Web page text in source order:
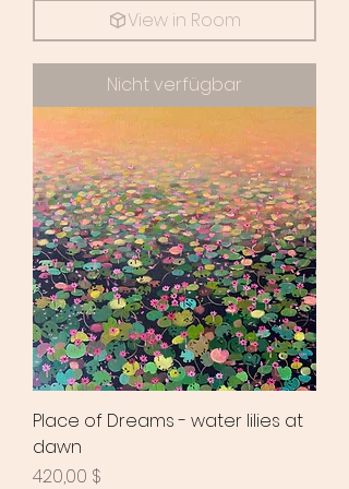
View in Room
Nicht verfügbar
Place of Dreams - water lilies at
dawn
Preis
420,00 $